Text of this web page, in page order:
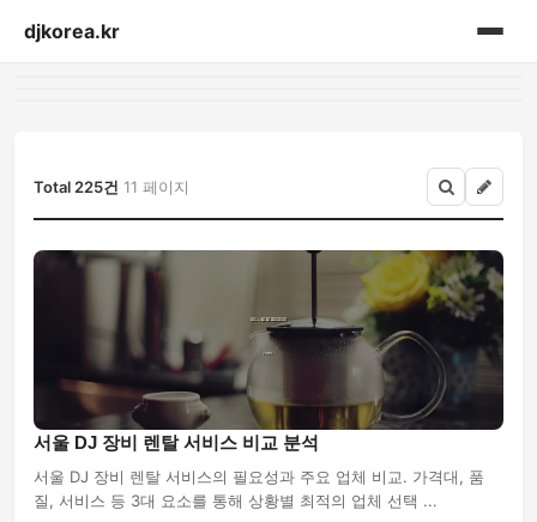
djkorea.kr
Total 225건 11 페이지
서울 DJ 장비 렌탈 서비스 비교 분석
서울 DJ 장비 렌탈 서비스의 필요성과 주요 업체 비교. 가격대, 품
질, 서비스 등 3대 요소를 통해 상황별 최적의 업체 선택 ...